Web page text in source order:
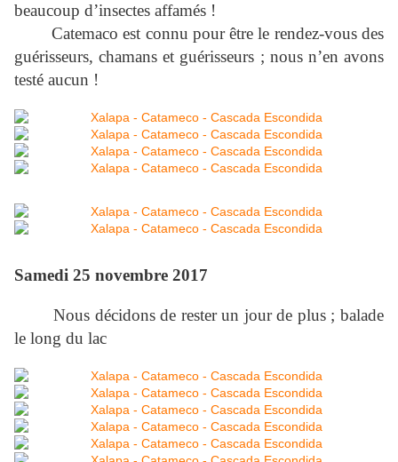
beaucoup d’insectes affamés !
Catemaco est connu pour être le rendez-vous des
guérisseurs, chamans et guérisseurs ; nous n’en avons
testé aucun !
Samedi 25 novembre 2017
Nous décidons de rester un jour de plus ; balade
le long du lac